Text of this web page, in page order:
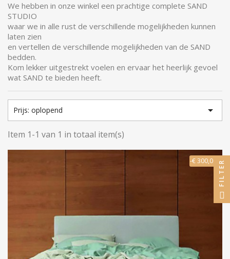
We hebben in onze winkel een prachtige complete SAND
STUDIO
waar we in alle rust de verschillende mogelijkheden kunnen
laten zien
en vertellen de verschillende mogelijkheden van de SAND
bedden.
Kom lekker uitgestrekt voelen en ervaar het heerlijk gevoel
wat SAND te bieden heeft.
Prijs: oplopend 
Item 1-1 van 1 in totaal item(s)
-€ 300,00 FILTER